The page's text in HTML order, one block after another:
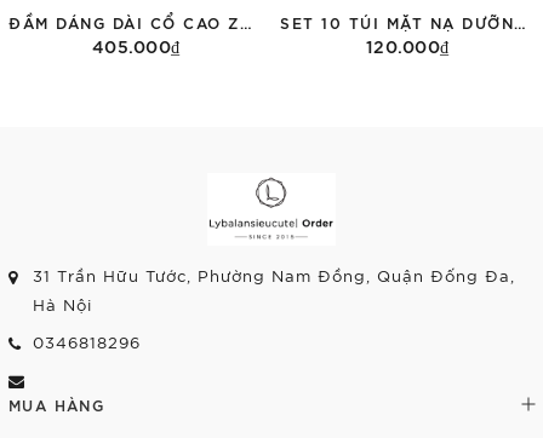
405.000₫ 120.000₫
31 Trần Hữu Tước, Phường Nam Đồng, Quận Đống Đa,
Hà Nội
0346818296
MUA HÀNG